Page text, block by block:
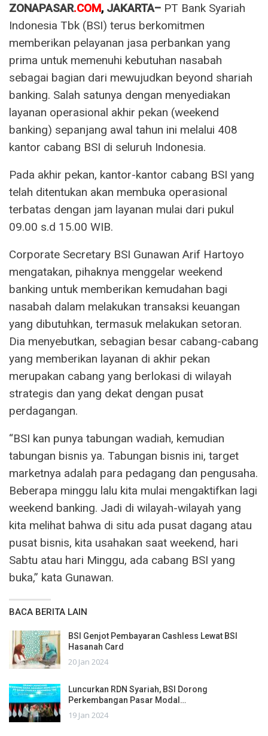
ZONAPASAR.COM, JAKARTA– PT Bank Syariah
Indonesia Tbk (BSI) terus berkomitmen
memberikan pelayanan jasa perbankan yang
prima untuk memenuhi kebutuhan nasabah
sebagai bagian dari mewujudkan beyond shariah
banking. Salah satunya dengan menyediakan
layanan operasional akhir pekan (weekend
banking) sepanjang awal tahun ini melalui 408
kantor cabang BSI di seluruh Indonesia.
Pada akhir pekan, kantor-kantor cabang BSI yang
telah ditentukan akan membuka operasional
terbatas dengan jam layanan mulai dari pukul
09.00 s.d 15.00 WIB.
Corporate Secretary BSI Gunawan Arif Hartoyo
mengatakan, pihaknya menggelar weekend
banking untuk memberikan kemudahan bagi
nasabah dalam melakukan transaksi keuangan
yang dibutuhkan, termasuk melakukan setoran.
Dia menyebutkan, sebagian besar cabang-cabang
yang memberikan layanan di akhir pekan
merupakan cabang yang berlokasi di wilayah
strategis dan yang dekat dengan pusat
perdagangan.
“BSI kan punya tabungan wadiah, kemudian
tabungan bisnis ya. Tabungan bisnis ini, target
marketnya adalah para pedagang dan pengusaha.
Beberapa minggu lalu kita mulai mengaktifkan lagi
weekend banking. Jadi di wilayah-wilayah yang
kita melihat bahwa di situ ada pusat dagang atau
pusat bisnis, kita usahakan saat weekend, hari
Sabtu atau hari Minggu, ada cabang BSI yang
buka,” kata Gunawan.
BACA BERITA LAIN
BSI Genjot Pembayaran Cashless Lewat BSI
Hasanah Card
20 Jan 2024
Luncurkan RDN Syariah, BSI Dorong
Perkembangan Pasar Modal…
19 Jan 2024